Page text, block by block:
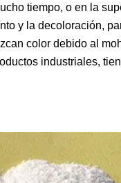
tiempo, o en la
y la decoloración,
color debido al
industriales,